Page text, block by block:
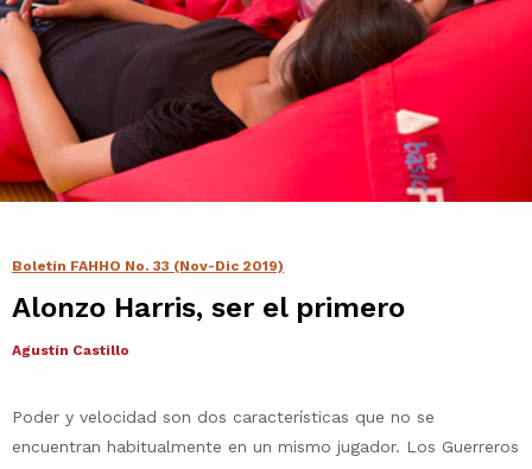
Iniciativas
Acervos y
colecciones
Contacto
Agenda
Noticias
Boletín FAHHO No. 33 (Nov-Dic 2019)
Alonzo Harris, ser el primero
Agustín Castillo
Poder y velocidad son dos características que no se
encuentran habitualmente en un mismo jugador. Los Guerreros